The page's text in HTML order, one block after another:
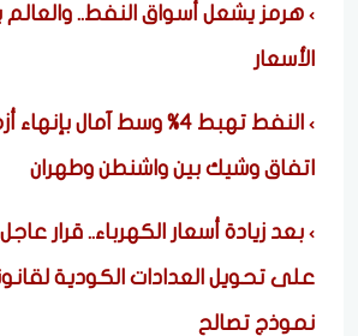
هرمز يشعل أسواق النفط.. والعالم
الأسعار
النفط تهبط 4% وسط آمال
اتفاق وشيك بين واشنطن وطهران
بعد زيادة أسعار الكهرباء.. قرار
على تحويل العدادات الكودية
نموذج تصالح